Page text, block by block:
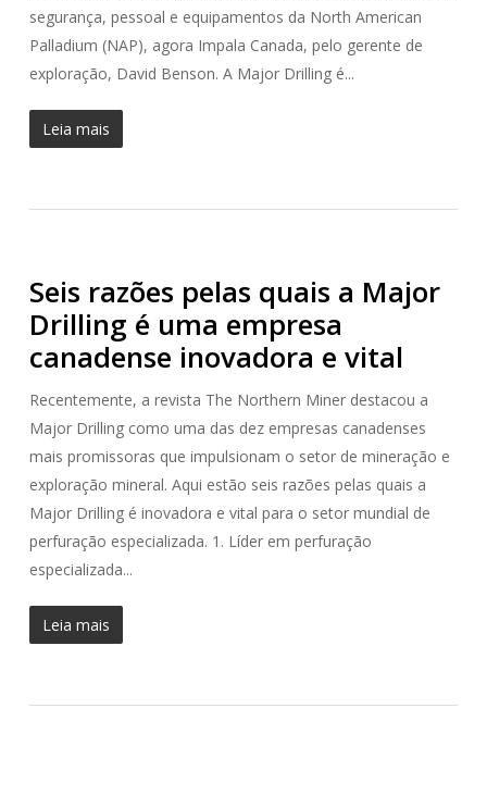
segurança, pessoal e equipamentos da North American
Palladium (NAP), agora Impala Canada, pelo gerente de
exploração, David Benson. A Major Drilling é...
Leia mais
Seis razões pelas quais a Major
Drilling é uma empresa
canadense inovadora e vital
Recentemente, a revista The Northern Miner destacou a
Major Drilling como uma das dez empresas canadenses
mais promissoras que impulsionam o setor de mineração e
exploração mineral. Aqui estão seis razões pelas quais a
Major Drilling é inovadora e vital para o setor mundial de
perfuração especializada. 1. Líder em perfuração
especializada...
Leia mais